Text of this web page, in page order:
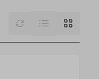
Reset List Grid